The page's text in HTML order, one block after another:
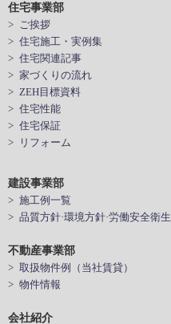
住宅事業部
> ご挨拶
> 住宅施工・実例集
> 住宅関連記事
> 家づくりの流れ
> ZEH目標資料
> 住宅性能
> 住宅保証
> リフォーム
建設事業部
> 施工例一覧
> 品質方針·環境方針·労働安全衛生
不動産事業部
> 取扱物件例（当社賃貸）
> 物件情報
会社紹介